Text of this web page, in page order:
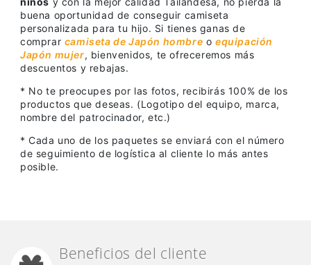
buena oportunidad de conseguir camiseta
personalizada para tu hijo. Si tienes ganas de
comprar camiseta de Japón hombre oequipación
Japón mujer, bienvenidos, te ofreceremos más
descuentos y rebajas.
* No te preocupes por las fotos, recibirás 100% de los
productos que deseas. (Logotipo del equipo, marca,
nombre del patrocinador, etc.)
* Cada uno de los paquetes se enviará con el número
de seguimiento de logística al cliente lo más antes
posible.
Beneficios del cliente